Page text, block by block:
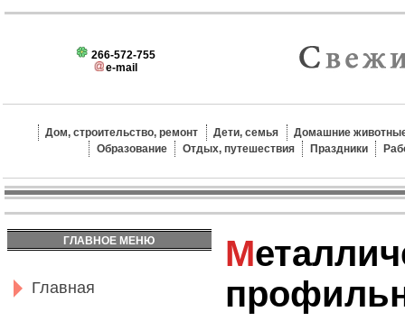
266-572-755
e-mail
Дом, строительство, ремонт Дети, семья
Домашние
Образование
Отдых, путешествия Праздники
ГЛАВНОЕ МЕНЮ
Главная
Металлические